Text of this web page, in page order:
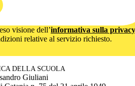
visione dell’informativa sulla privacy
relative al servizio richiesto.
DELLA SCUOLA
Giuliani